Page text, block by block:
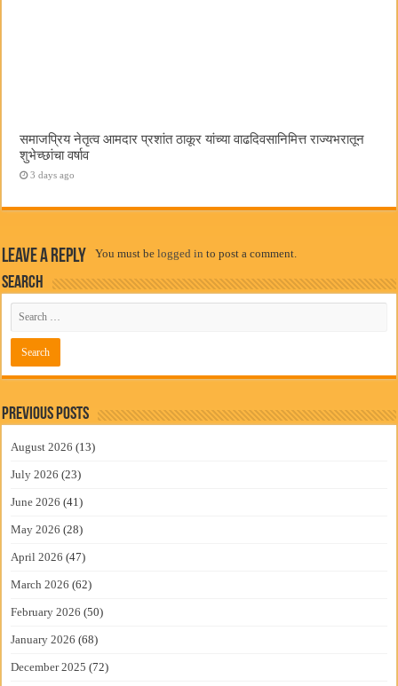
समाजप्रिय नेतृत्व आमदार प्रशांत ठाकूर यांच्या वाढदिवसानिमित्त राज्यभरातून
शुभेच्छांचा वर्षाव
3 days ago
Leave a Reply You must belogged in to post a comment.
Search
Previous Posts
August 2026 (13)
July 2026 (23)
June 2026 (41)
May 2026 (28)
April 2026 (47)
March 2026 (62)
February 2026 (50)
January 2026 (68)
December 2025 (72)